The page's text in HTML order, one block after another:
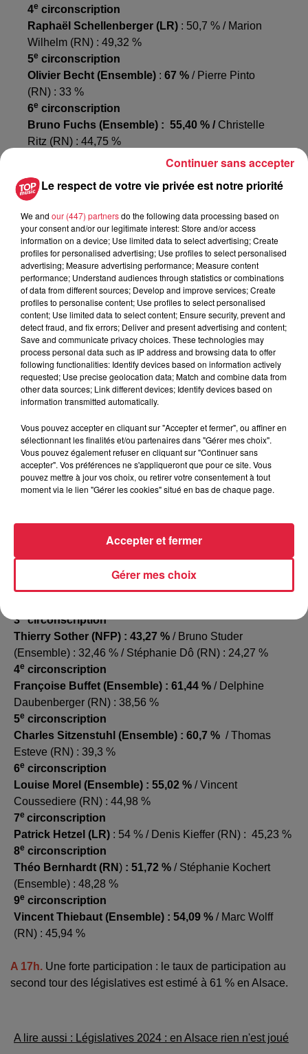
4e circonscription
Raphaël Schellenberger (LR) : 50,7 % / Marion
Wilhelm (RN) : 49,32 %
5e circonscription
Olivier Becht (Ensemble) : 67 % / Pierre Pinto
(RN) : 33 %
6e circonscription
Bruno Fuchs (Ensemble) : 55,40 % /Christelle
Ritz (RN) : 44,75 %
ème
circonscription du Bas-Rhin.Le candidat RN,Théo
candidate sortante, Stéphanie Kochert (majorité
présidentielle) et ses 48,28 %.
Dans la 7èmecirconscription (Saverne), Patrick Hetzel
est réélu pour la 4ᵉ fois avec 54 % des suffrages
devant le candidat du Rassemblement national, Denis
Kieffer.
Françoise Buffet a été largement réélue dans la 4ème
circonscription (Lingolsheim, Bouxwiller,
Hoenheim)avec 61,44 % des voix. Dans la 5
circonscription dans le secteur de Sélestat, Charles
Marc Wolff.
Dans la 9èmecirconscription (Haguenau), Vincent
Thiebaut (Horizons) est réélu avec 54,09 % des voix.
Sandra Regol (NFP) : 58,80 %/ Etienne Loos
(Ensemble) : 41,19 %
2
Emmanuel Fernandes (NFP) : 47,79 %
Breitman (Ensemble) : 28,28 % / Virginie Joron (RN) :
3 circonscription
Thierry Sother (NFP) : 43,27 % / Bruno Studer
(Ensemble) : 32,46 % / Stéphanie Dô (RN) : 24,27 %
4e circonscription
Françoise Buffet (Ensemble) : 61,44 % / Delphine
Daubenberger (RN) : 38,56 %
5e circonscription
Charles Sitzenstuhl (Ensemble) : 60,7 % / Thomas
Esteve (RN) : 39,3 %
6e circonscription
Louise Morel (Ensemble) : 55,02 % / Vincent
Coussediere (RN) : 44,98 %
7e circonscription
Patrick Hetzel (LR) : 54 % / Denis Kieffer (RN) : 45,23 %
8e circonscription
Théo Bernhardt (RN) : 51,72 % / Stéphanie Kochert
(Ensemble) : 48,28 %
9e circonscription
Vincent Thiebaut (Ensemble) : 54,09 % / Marc Wolff
(RN) : 45,94 %
A 17h. Une forte participation : le taux de participation au
second tour des législatives est estimé à 61 % en Alsace.
A lire aussi : Législatives 2024 : en Alsace rien n'est joué
Le respect de votre vie privée est notre priorité
We and our (447) partnersdo the following data processing based on
your consent and/or our legitimate interest: Store and/or access
information on a device; Use limited data to select advertising; Create
profiles for personalised advertising; Use profiles to select personalised
advertising; Measure advertising performance; Measure content
performance; Understand audiences through statistics or combinations
of data from different sources; Develop and improve services; Create
profiles to personalise content; Use profiles to select personalised
content; Use limited data to select content; Ensure security, prevent and
detect fraud, and fix errors; Deliver and present advertising and content;
Save and communicate privacy choices. These technologies may
process personal data such as IP address and browsing data to offer
following functionalities: Identify devices based on information actively
requested; Use precise geolocation data; Match and combine data from
other data sources; Link different devices; Identify devices based on
information transmitted automatically.
Vous pouvez accepter en cliquant sur "Accepter et fermer", ou affiner en
sélectionnant les finalités et/ou partenaires dans "Gérer mes choix".
Vous pouvez également refuser en cliquant sur "Continuer sans
accepter". Vos préférences ne s'appliqueront que pour ce site. Vous
pouvez mettre à jour vos choix, ou retirer votre consentement à tout
moment via le lien "Gérer les cookies" situé en bas de chaque page.
Gérer mes choix
Accepter et fermer
Continuer sans accepter